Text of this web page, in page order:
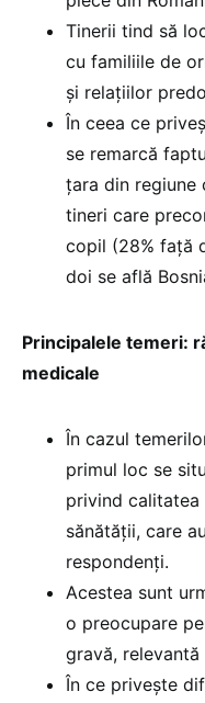
Tinerii tind să
cu familiile de
și relațiilor
În ceea ce
se remarcă
țara din regiune
tineri care
copil (28% față
doi se află
Principalele temeri:
medicale
În cazul
primul loc se
privind calitatea
sănătății, care
respondenți.
Acestea sunt
o preocupare
gravă, relevantă
În ce privește